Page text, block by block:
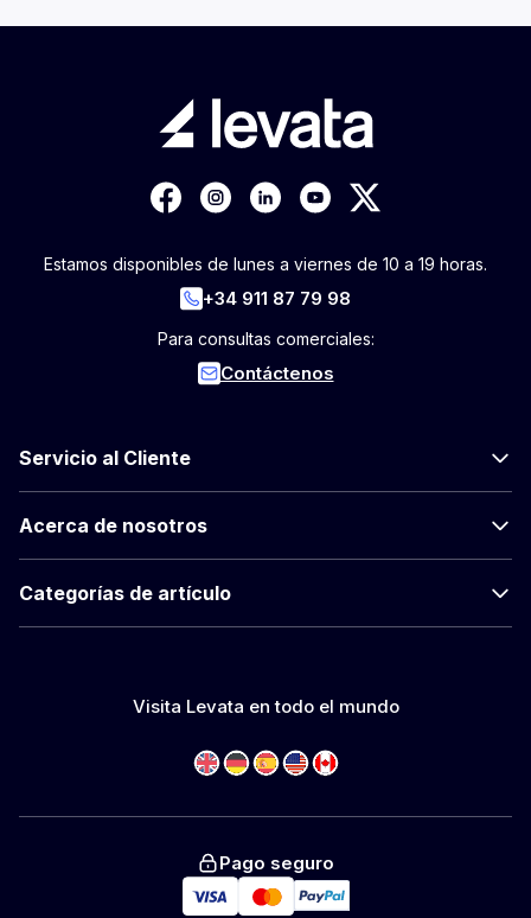
Estamos disponibles de lunes a viernes de 10 a 19 horas.
+34 911 87 79 98
Para consultas comerciales:
Contáctenos
Servicio al Cliente
Acerca de nosotros
Categorías de artículo
Visita Levata en todo el mundo
Pago seguro